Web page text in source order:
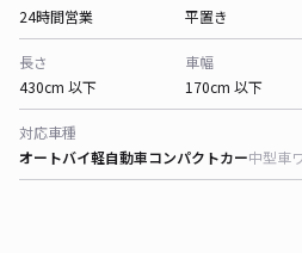
24時間営業
平置き
長さ
430cm 以下
車幅
170cm 以下
対応車種
オートバイ軽自動車コンパクトカー中型車